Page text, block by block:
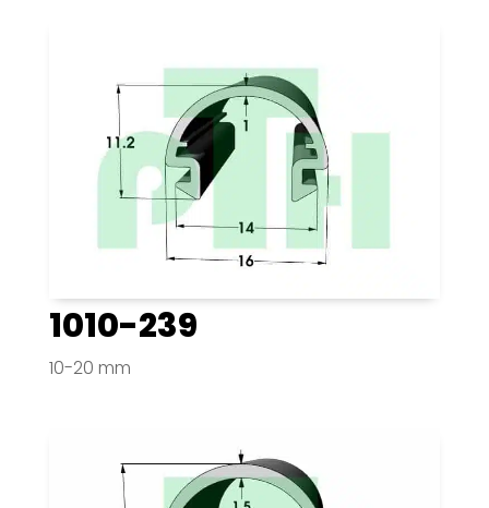
1010-239
10-20 mm